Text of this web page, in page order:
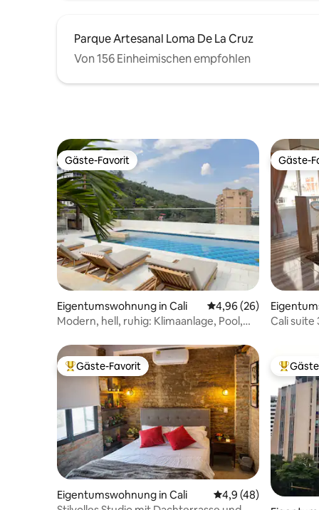
Parque Artesanal Loma De La Cruz
Von 156 Einheimischen empfohlen
Gäste-Favorit
Gäste-Favorit
Eigentumswohnung in Cali Durchschnittliche
4,96 (26)
Modern, hell, ruhig: Klimaanlage, Pool,
Gäste-
Gäste-
Cali suite
Beliebter Gäste-Favorit.
Gäste-Favorit
Eigentumswohnung in Cali Durchschnittliche
4,9 (48)